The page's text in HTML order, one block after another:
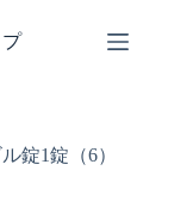
錠1錠（6）